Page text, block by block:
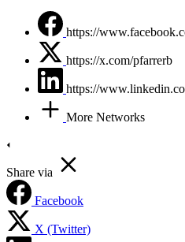
https://
https://x.com/pfarrerb
https://
More Networks
Share via
Facebook
X (Twitter)